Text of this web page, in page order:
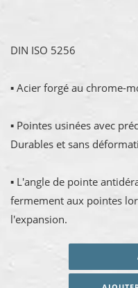
DIN ISO 5256
▪ Acier forgé au chrome-
▪ Pointes usinées avec
Durables et sans
▪ L'angle de pointe
fermement aux pointes
l'expansion.